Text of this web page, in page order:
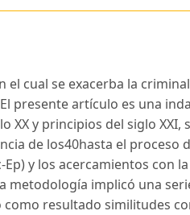
el cual se exacerba la
presente artículo es una
XX y principios del siglo XXI,
de los40hasta el proceso
y los acercamientos con
metodología implicó una
resultado similitudes